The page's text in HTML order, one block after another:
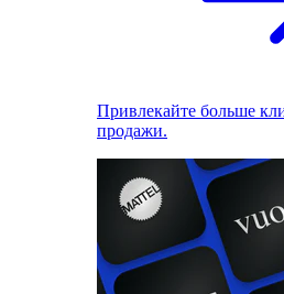
Привлекайте больше
продажи.